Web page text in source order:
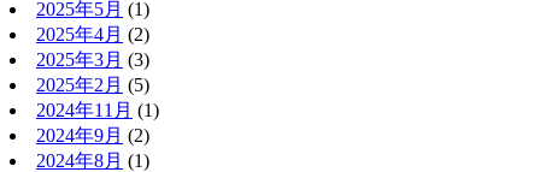
2025年5月 (1)
2025年4月 (2)
2025年3月 (3)
2025年2月 (5)
2024年11月 (1)
2024年9月 (2)
2024年8月 (1)